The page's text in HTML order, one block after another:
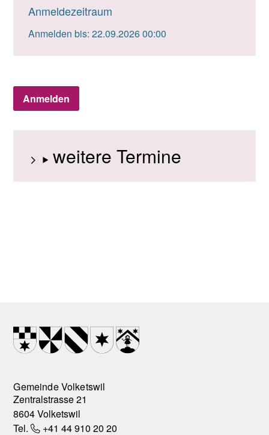
Anmeldezeitraum
Anmelden bis: 22.09.2026 00:00
Anmelden
weitere Termine
Footer
Wappen
Gemeinde Volketswil
Zentralstrasse 21
8604 Volketswil
Tel.
+41 44 910 20 20